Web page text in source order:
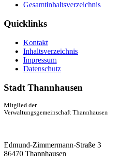
Gesamtinhaltsverzeichnis
Quicklinks
Kontakt
Inhaltsverzeichnis
Impressum
Datenschutz
Stadt Thannhausen
Mitglied der
Verwaltungsgemeinschaft Thannhausen
Edmund-Zimmermann-Straße 3
86470 Thannhausen